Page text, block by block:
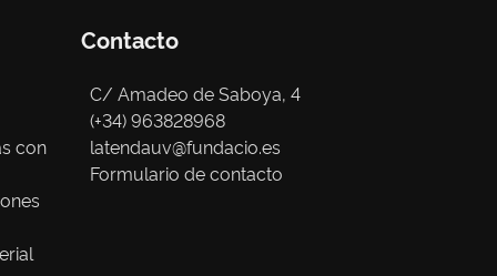
con
Contacto
C/ Amadeo de Saboya, 4
(+34) 963828968
latendauv@fundacio.es
Formulario de contacto